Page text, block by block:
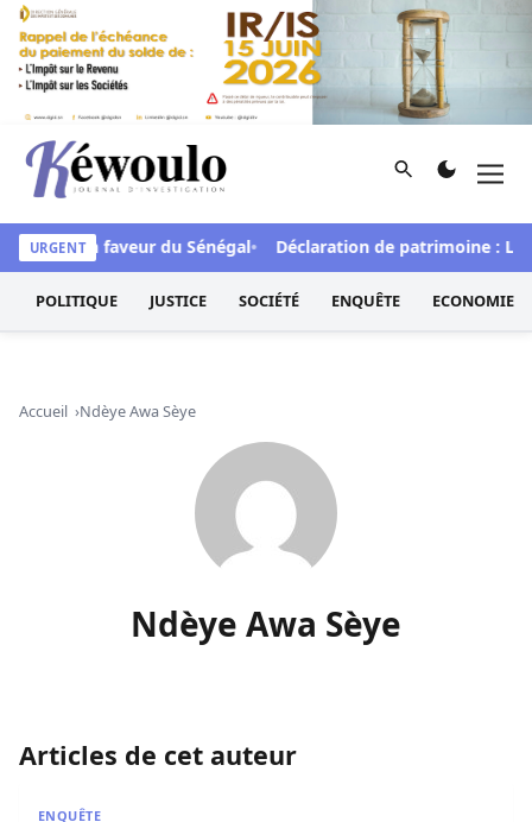
Aller au contenu
Kéwoulo, le premier site d'information et d'investigation
Rechercher
URGENT
FCFA en faveur du Sénégal Déclaration de patrimoine :
POLITIQUE JUSTICE SOCIÉTÉ ENQUÊTE ECONOMIE
Accueil Ndèye Awa Sèye
Ndèye Awa Sèye
Articles de cet auteur
ENQUÊTE